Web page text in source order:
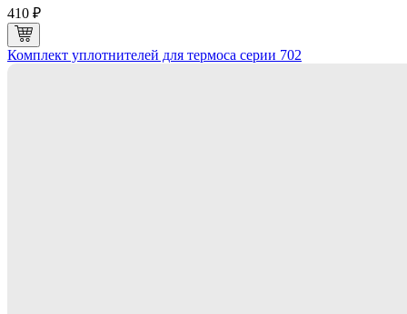
410 ₽
Комплект уплотнителей для термоса серии 702